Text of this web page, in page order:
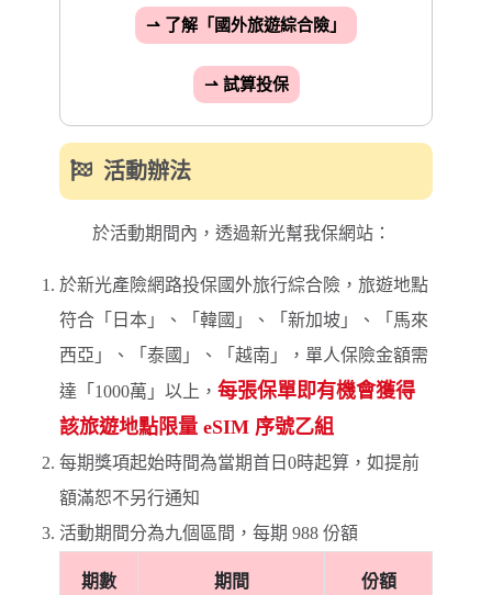
⇀ 了解「國外旅遊綜合險」
⇀ 試算投保
活動辦法
於活動期間內，透過新光幫我保網站：
於新光產險網路投保國外旅行綜合險，旅遊地點
符合「日本」、「韓國」、「新加坡」、「馬來
西亞」、「泰國」、「越南」，單人保險金額需
達「1000萬」以上， 每張保單即有機會獲得
該旅遊地點限量 eSIM 序號乙組
每期獎項起始時間為當期首日0時起算，如提前
額滿恕不另行通知
活動期間分為九個區間，每期 988 份額
期數 期間 份額